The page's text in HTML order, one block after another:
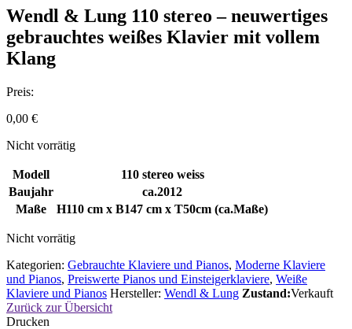
Wendl & Lung 110 stereo – neuwertiges
gebrauchtes weißes Klavier mit vollem
Klang
Preis:
0,00 €
Nicht vorrätig
Modell
110 stereo weiss
Baujahr
ca.2012
Maße
H110 cm x B147 cm x T50cm (ca.Maße)
Nicht vorrätig
Kategorien: Gebrauchte Klaviere und Pianos, Moderne Klaviere
und Pianos, Preiswerte Pianos und Einsteigerklaviere, Weiße
Klaviere und Pianos Hersteller: Wendl & Lung Zustand:Verkauft
Zurück zur Übersicht
Drucken